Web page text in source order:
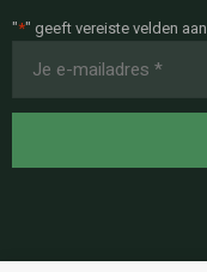
"*" geeft vereiste velden aan
mailadres
*